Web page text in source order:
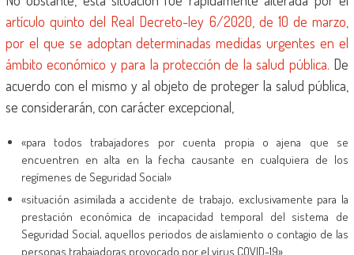
artículo quinto del Real Decreto-ley 6/2020, de 10 de marzo,
por el que se adoptan determinadas medidas urgentes en el
ámbito económico y para la protección de la salud pública. De
acuerdo con el mismo y al objeto de proteger la salud pública,
se considerarán, con carácter excepcional,
«para todos trabajadores por cuenta propia o ajena que se
encuentren en alta en la fecha causante en cualquiera de los
regímenes de Seguridad Social»
«situación asimilada a accidente de trabajo, exclusivamente para la
prestación económica de incapacidad temporal del sistema de
Seguridad Social, aquellos periodos de aislamiento o contagio de las
personas trabajadoras provocado por el virus COVID-19».